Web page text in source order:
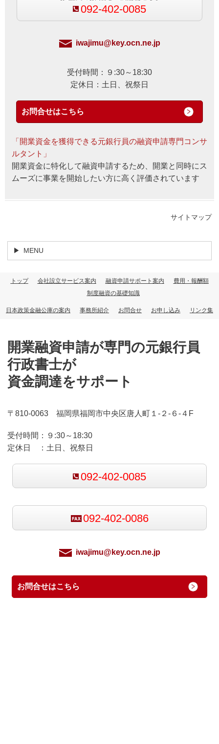
092-402-0085
iwajimu@key.ocn.ne.jp
受付時間：９:30～18:30
定休日：土日、祝祭日
お問合せはこちら
「開業資金を獲得できる元銀行員の融資申請専門コンサ
ルタント」
開業資金に特化して融資申請するため、開業と同時にス
ムーズに事業を開始したい方に高く評価されています
サイトマップ
MENU
トップ 会社設立サービス案内 融資申請サポート案内
費用・報酬額
制度融資の基礎知識
日本政策金融公庫の案内 事務所紹介 お問合せ お申し込み リンク集
開業融資申請が専門の元銀行員
行政書士が
資金調達をサポート
〒810-0063 福岡県福岡市中央区唐人町１-２-６-４F
受付時間：
９:30～18:30
定休日 ： 土日、祝祭日
092-402-0085
092-402-0086
iwajimu@key.ocn.ne.jp
お問合せはこちら